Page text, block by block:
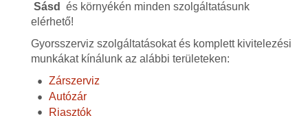
Sásd
és környékén minden szolgáltatásunk
elérhető!
Gyorsszerviz szolgáltatásokat és komplett kivitelezési
munkákat kínálunk az alábbi területeken:
Zárszerviz
Autózár
Riasztók